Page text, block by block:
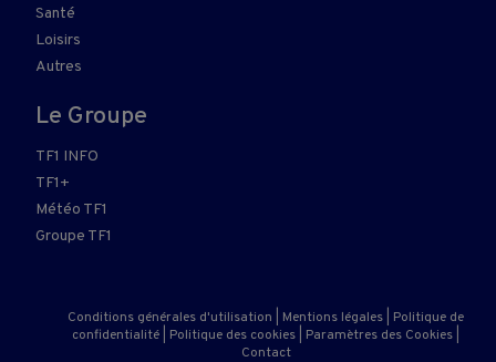
Santé
Loisirs
Autres
Le Groupe
TF1 INFO
TF1+
Météo TF1
Groupe TF1
Conditions générales d'utilisation Mentions légales
Politique de
confidentialité
Politique des cookies Paramètres des Cookies
Contact